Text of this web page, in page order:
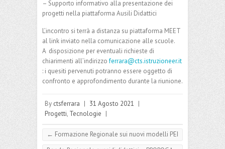
– Supporto informativo alla presentazione dei
progetti nella piattaforma Ausili Didattici
L’incontro si terrà a distanza su piattaforma MEET
al link inviato nella comunicazione alle scuole.
A disposizione per eventuali richieste di
chiarimenti all’indirizzoferrara@cts.istruzioneer.it
: i quesiti pervenuti potranno essere oggetto di
confronto e approfondimento durante la riunione.
By ctsferrara | 31 Agosto 2021 |
Progetti, Tecnologie |
← Formazione Regionale sui nuovi modelli PEI